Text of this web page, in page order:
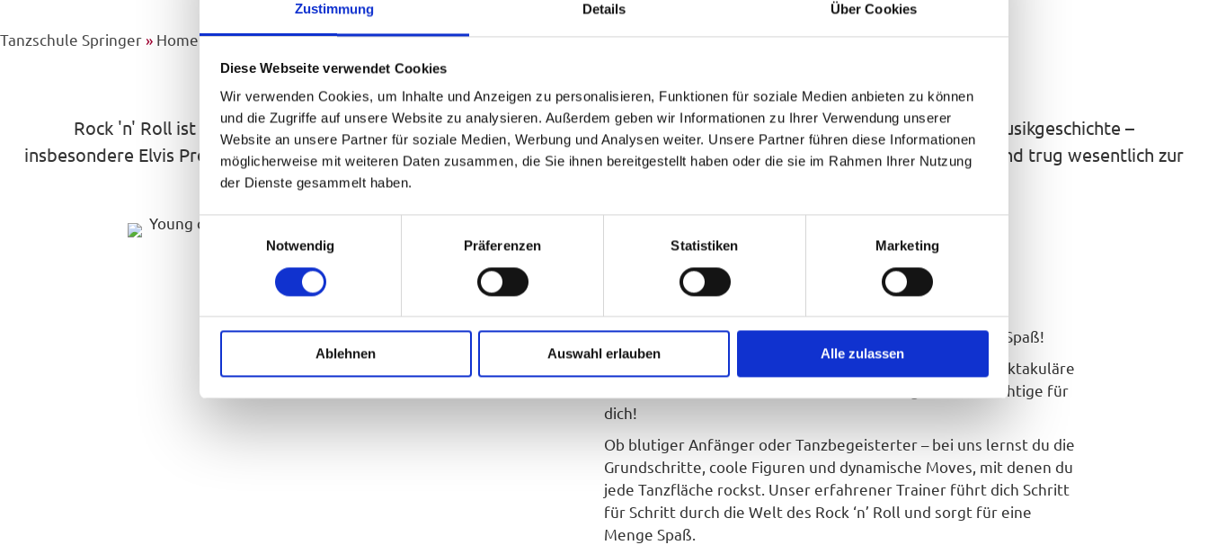
Zustimmung Details Über Cookies
Diese Webseite verwendet Cookies
Wir verwenden Cookies, um Inhalte und Anzeigen zu personalisieren, Funktionen für soziale Medien anbieten zu können
und die Zugriffe auf unsere Website zu analysieren. Außerdem geben wir Informationen zu Ihrer Verwendung unserer
Website an unsere Partner für soziale Medien, Werbung und Analysen weiter. Unsere Partner führen diese Informationen
möglicherweise mit weiteren Daten zusammen, die Sie ihnen bereitgestellt haben oder die sie im Rahmen Ihrer Nutzung
der Dienste gesammelt haben.
E
g
Notwendig Präferenzen Statistiken Marketing
Ablehnen Auswahl erlauben Alle zulassen
Tanzschule Springer» Home»Nach Musik & Laune»Rock’n’Roll
Rock 'n' Roll | Fröhlich, schnell, sportlich
Rock 'n' Roll ist mehr als nur Bewegung zur Musik. Nämlich eine Reminiszenz an viele große Stars und Helden der Musikgeschichte –
insbesondere Elvis Presley. Seine spezielle Art die Hüfte zu bewegen, veränderte die damalige Tanzlandschaft komplett und trug wesentlich zur
Rock 'n' Roll lernen
Schritt für Schritt
Rock ‘n’ Roll Tanzkurs – Spüre den Rhythmus, erlebe den Spaß!
Lust auf mitreißende Musik, schnelle Drehungen und spektakuläre
genau das Richtige für
dich!
Ob blutiger Anfänger oder Tanzbegeisterter – bei uns lernst du die
Grundschritte, coole Figuren und dynamische Moves , mit denen du
jede Tanzfläche rockst. Unser erfahrener Trainer führt dich Schritt
für Schritt durch die Welt des Rock ‘n’ Roll und sorgt für eine
Menge Spaß.